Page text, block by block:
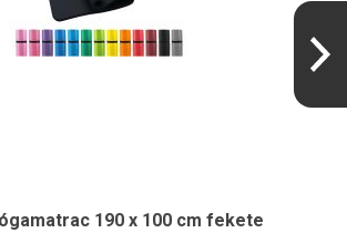
190 x 100 cm fekete